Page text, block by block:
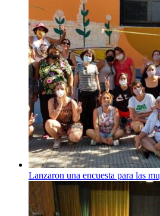
Lanzaron una encuesta para las